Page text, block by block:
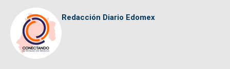
Redacción Diario Edomex